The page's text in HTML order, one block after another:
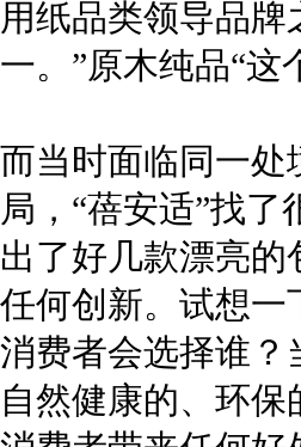
用纸品类领导品牌
一。”原木纯品“
而当时面临同一处
局，“蓓安适”找了
出了好几款漂亮
任何创新。试想一
消费者会选择谁？
自然健康的、环保